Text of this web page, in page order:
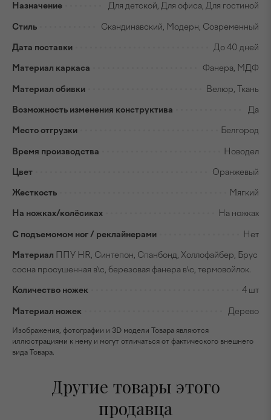
Назначение Для детской, Для офиса, Для гостиной
Стиль Скандинавский, Модерн, Современный
Дата поставки До 40 дней
Материал каркаса Фанера, МДФ
Материал обивки Велюр, Ткань
Возможность изменения конструктива Да
Место отгрузки Белгород
Время производства Новодел
Цвет Оранжевый
Жесткость Мягкий
На ножках/колёсиках На ножках
С подъемомом ног / реклайнерами Нет
Материал ППУ HR, Синтепон, Спанбонд, Холлофайбер, Брус
сосна просушенная в\с, березовая фанера в\с, термовойлок.
Количество ножек 4 шт
Материал ножек Дерево
Изображения, фотографии и 3D модели Товара являются
иллюстрациями к нему и могут отличаться от фактического внешнего
вида Товара.
Другие товары этого
продавца